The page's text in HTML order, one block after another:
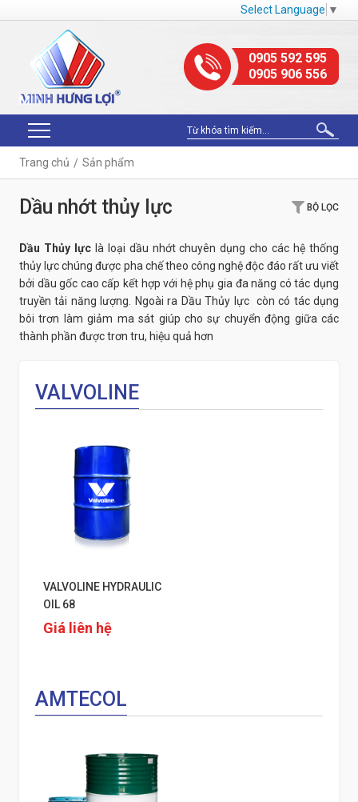
Select Language ▼
0905 592 595
0905 906 556
Trang chủ Sản phẩm
Dầu nhớt thủy lực BỘ LỌC
Dầu Thủy lựclà loại dầu nhớt chuyên dụng cho các hệ thống
thủy lực chúng được pha chế theo công nghệ độc đáo rất ưu viết
bởi dầu gốc cao cấp kết hợp với hệ phụ gia đa năng có tác dụng
truyền tải năng lượng. Ngoài ra Dầu Thủy lực còn có tác dụng
bôi trơn làm giảm ma sát giúp cho sự chuyển động giữa các
thành phần được trơn tru, hiệu quả hơn
VALVOLINE
VALVOLINE HYDRAULIC
OIL 68
Giá liên hệ
AMTECOL